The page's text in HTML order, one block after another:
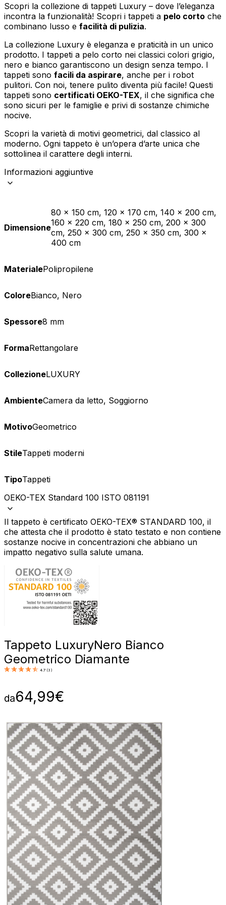
Scopri la collezione di tappeti Luxury – dove l’eleganza
incontra la funzionalità! Scopri i tappeti a pelo corto che
combinano lusso e facilità di pulizia.
La collezione Luxury è eleganza e praticità in un unico
prodotto. I tappeti a pelo corto nei classici colori grigio,
nero e bianco garantiscono un design senza tempo. I
tappeti sono facili da aspirare, anche per i robot
pulitori. Con noi, tenere pulito diventa più facile! Questi
tappeti sono certificati OEKO-TEX, il che significa che
sono sicuri per le famiglie e privi di sostanze chimiche
nocive.
Scopri la varietà di motivi geometrici, dal classico al
moderno. Ogni tappeto è un’opera d’arte unica che
sottolinea il carattere degli interni.
Informazioni aggiuntive
Dimensione
80 x 150 cm, 120 x 170 cm, 140 x 200 cm,
160 x 220 cm, 180 x 250 cm, 200 x 300
cm, 250 x 300 cm, 250 x 350 cm, 300 x
400 cm
MaterialePolipropilene
ColoreBianco, Nero
Spessore8 mm
FormaRettangolare
CollezioneLUXURY
AmbienteCamera da letto, Soggiorno
MotivoGeometrico
StileTappeti moderni
TipoTappeti
OEKO-TEX Standard 100 ISTO 081191
Il tappeto è certificato OEKO-TEX® STANDARD 100, il
che attesta che il prodotto è stato testato e non contiene
sostanze nocive in concentrazioni che abbiano un
impatto negativo sulla salute umana.
Tappeto LuxuryNero Bianco
Geometrico Diamante
4.7 (3 )
da64,99€